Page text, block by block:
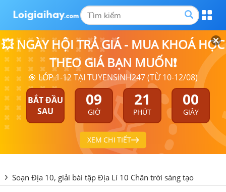
💥 NGÀY HỘI TRẢ GIÁ - MUA KHOÁ HỌC
THEO GIÁ BẠN MUỐN❗
🎯 LỚP 1-12 TẠI TUYENSINH247 (TỪ 10-12/08)
BẮT ĐẦU
SAU
09
GIỜ
21
PHÚT
00
GIÂY
XEM CHI TIẾT
Soạn Địa 10, giải bài tập Địa Lí 10 Chân trời sáng tạo